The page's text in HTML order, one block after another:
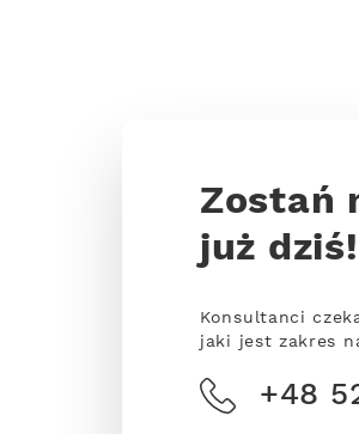
Zostań
już dziś!
Konsultanci
jaki jest zakres
+48